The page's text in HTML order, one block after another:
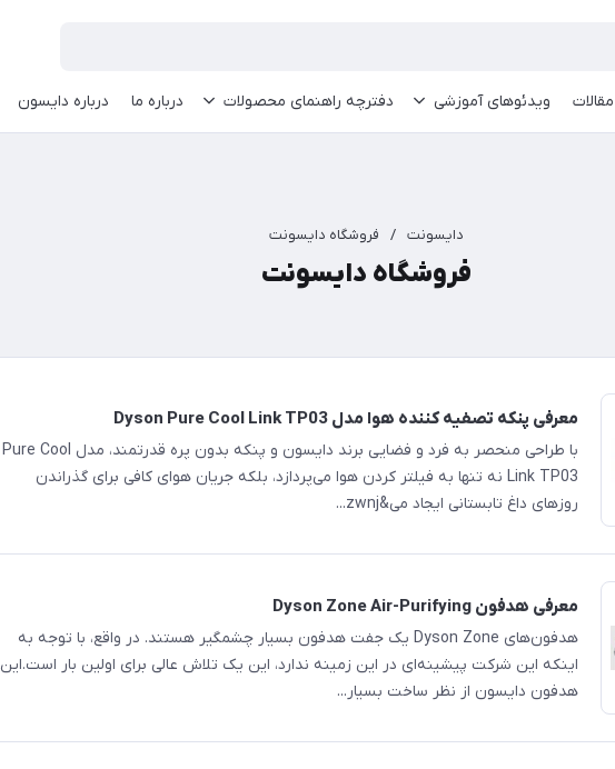
ویدئو‌های آموزشی دفترچه راهنمای محصولات درباره ما درباره دایسون
دایسونت / فروشگاه دایسونت
فروشگاه دایسونت
معرفی پنکه تصفیه کننده هوا مدل Dyson Pure Cool Link TP03
با طراحی منحصر به فرد و فضایی برند دایسون و پنکه بدون پره قدرتمند، مدل Pure Cool
Link TP03 نه تنها به فیلتر کردن هوا می‌پردازد، بلکه جریان هوای کافی برای گذراندن
روزهای داغ تابستانی ایجاد می&zwnj...
معرفی هدفون Dyson Zone Air-Purifying
هدفون‌های Dyson Zone یک جفت هدفون بسیار چشمگیر هستند. در واقع، با توجه به
اینکه این شرکت پیشینه‌ای در این زمینه ندارد، این یک تلاش عالی برای اولین بار است.این
هدفون دایسون از نظر ساخت بسیار...